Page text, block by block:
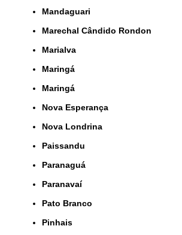
Mandaguari
Marechal Cândido Rondon
Marialva
Maringá
Maringá
Nova Esperança
Nova Londrina
Paissandu
Paranaguá
Paranavaí
Pato Branco
Pinhais